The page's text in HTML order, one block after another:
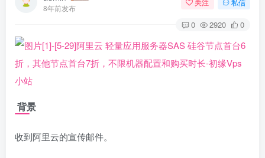
8年前发布
0 2920 0
背景
收到阿里云的宣传邮件。